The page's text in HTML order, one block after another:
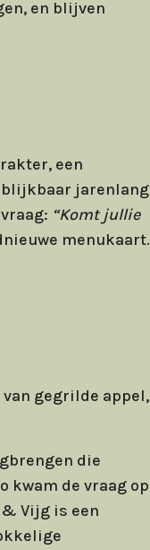
en blijven
een
blijkbaar jarenlang
“Komt jullie
menukaart.
gegrilde appel,
die
kwam de vraag op
Vijg is een